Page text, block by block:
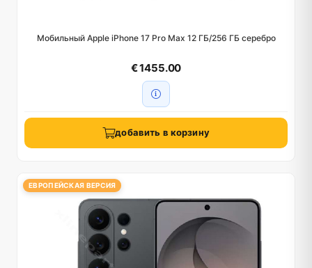
Мобильный Apple iPhone 17 Pro Max 12 ГБ/256 ГБ серебро
€ 1455.00
добавить в корзину
ЕВРОПЕЙСКАЯ ВЕРСИЯ